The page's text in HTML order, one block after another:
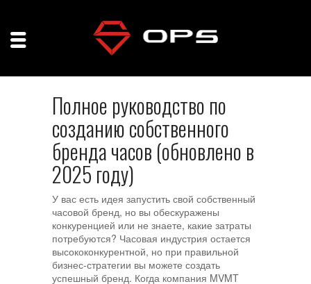
Полное руководство по
созданию собственного
бренда часов (обновлено в
2025 году)
У вас есть идея запустить свой собственный
часовой бренд, но вы обескуражены
конкуренцией или не знаете, какие затраты
потребуются? Часовая индустрия остается
высококонкурентной, но при правильной
бизнес-стратегии вы можете создать
успешный бренд. Когда компания MVMT